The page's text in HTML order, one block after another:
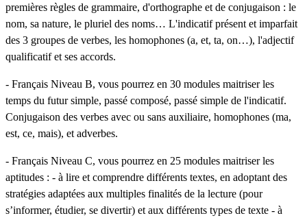
premières règles de grammaire, d'orthographe et de conjugaison : le
nom, sa nature, le pluriel des noms… L'indicatif présent et imparfait
des 3 groupes de verbes, les homophones (a, et, ta, on…), l'adjectif
qualificatif et ses accords.
- Français Niveau B, vous pourrez en 30 modules maitriser les
temps du futur simple, passé composé, passé simple de l'indicatif.
Conjugaison des verbes avec ou sans auxiliaire, homophones (ma,
est, ce, mais), et adverbes.
- Français Niveau C, vous pourrez en 25 modules maitriser les
aptitudes : - à lire et comprendre différents textes, en adoptant des
stratégies adaptées aux multiples finalités de la lecture (pour
s’informer, étudier, se divertir) et aux différents types de texte - à